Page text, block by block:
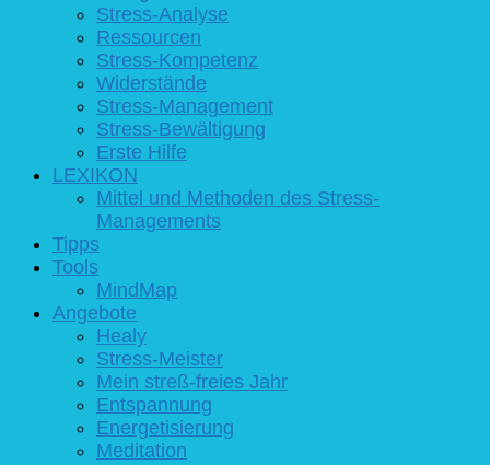
Stress-Analyse
Ressourcen
Stress-Kompetenz
Widerstände
Stress-Management
Stress-Bewältigung
Erste Hilfe
LEXIKON
Mittel und Methoden des Stress-
Managements
Tipps
Tools
MindMap
Angebote
Healy
Stress-Meister
Mein streß-freies Jahr
Entspannung
Energetisierung
Meditation